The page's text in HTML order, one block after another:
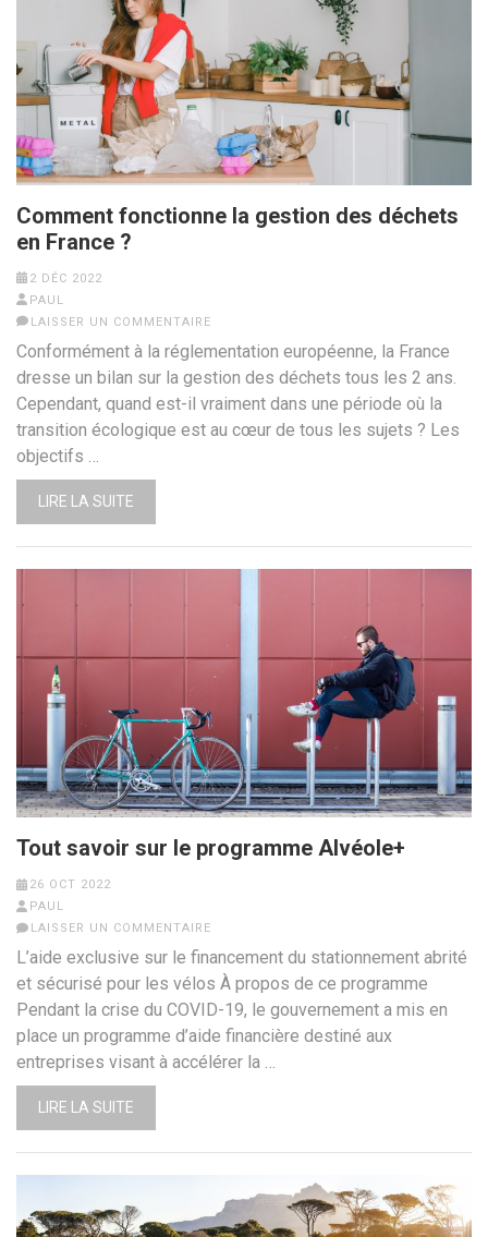
Comment fonctionne la gestion des déchets
en France ?
2 DÉC 2022
PAUL
LAISSER UN COMMENTAIRE
Conformément à la réglementation européenne, la France
dresse un bilan sur la gestion des déchets tous les 2 ans.
Cependant, quand est-il vraiment dans une période où la
transition écologique est au cœur de tous les sujets ? Les
objectifs …
LIRE LA SUITE
Tout savoir sur le programme Alvéole+
26 OCT 2022
PAUL
LAISSER UN COMMENTAIRE
L’aide exclusive sur le financement du stationnement abrité
et sécurisé pour les vélos À propos de ce programme
Pendant la crise du COVID-19, le gouvernement a mis en
place un programme d’aide financière destiné aux
entreprises visant à accélérer la …
LIRE LA SUITE